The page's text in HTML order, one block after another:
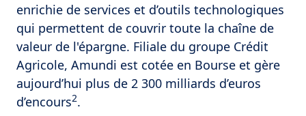
enrichie de services et d’outils technologiques
qui permettent de couvrir toute la chaîne de
valeur de l'épargne. Filiale du groupe Crédit
Agricole, Amundi est cotée en Bourse et gère
aujourd’hui plus de 2 300 milliards d’euros
d’encours2.